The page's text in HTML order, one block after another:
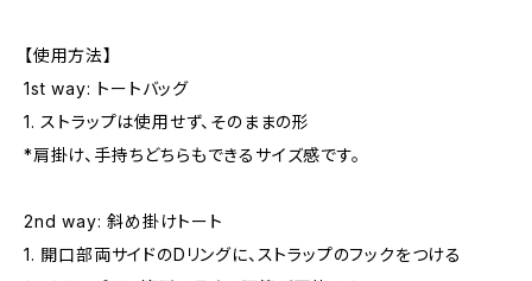
【使用方法】
1st way: トートバッグ
1. ストラップは使用せず、そのままの形
*肩掛け、手持ちどちらもできるサイズ感です。
2nd way: 斜め掛けトート
1. 開口部両サイドのDリングに、ストラップのフックをつける